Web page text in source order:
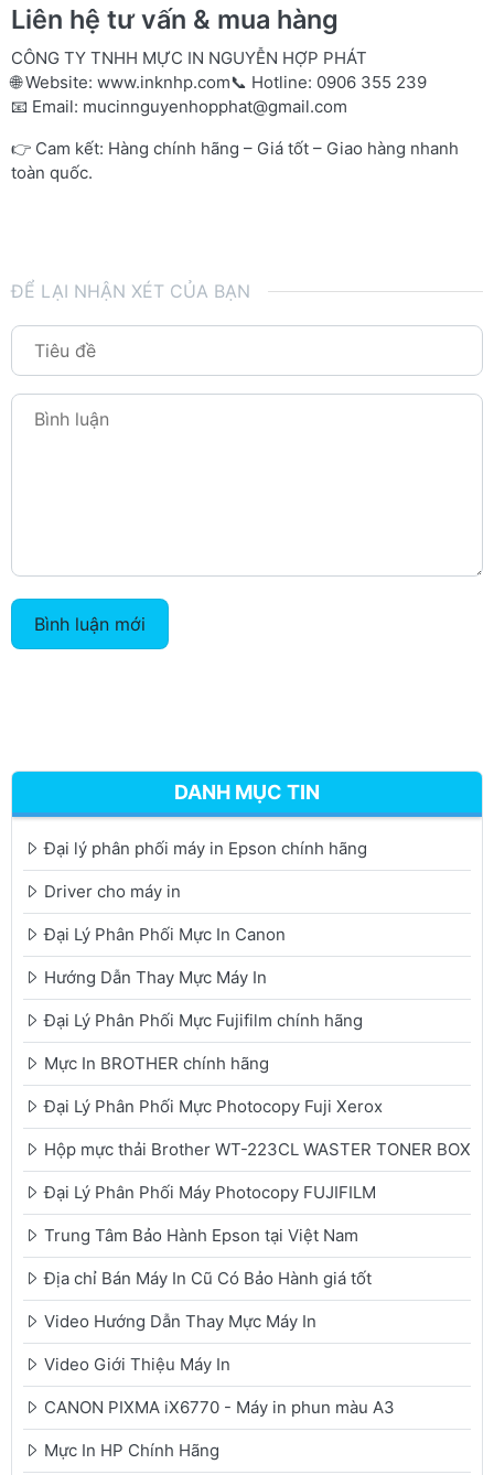
Liên hệ tư vấn & mua hàng
CÔNG TY TNHH MỰC IN NGUYỄN HỢP PHÁT
🌐 Website: www.inknhp.com📞 Hotline: 0906 355 239
📧 Email: mucinnguyenhopphat@gmail.com
👉 Cam kết: Hàng chính hãng – Giá tốt – Giao hàng nhanh
toàn quốc.
ĐỂ LẠI NHẬN XÉT CỦA BẠN
Bình luận mới
DANH MỤC TIN
Đại lý phân phối máy in Epson chính hãng
Driver cho máy in
Đại Lý Phân Phối Mực In Canon
Hướng Dẫn Thay Mực Máy In
Đại Lý Phân Phối Mực Fujifilm chính hãng
Mực In BROTHER chính hãng
Đại Lý Phân Phối Mực Photocopy Fuji Xerox
Hộp mực thải Brother WT-223CL WASTER TONER BOX
Đại Lý Phân Phối Máy Photocopy FUJIFILM
Trung Tâm Bảo Hành Epson tại Việt Nam
Địa chỉ Bán Máy In Cũ Có Bảo Hành giá tốt
Video Hướng Dẫn Thay Mực Máy In
Video Giới Thiệu Máy In
CANON PIXMA iX6770 - Máy in phun màu A3
Mực In HP Chính Hãng